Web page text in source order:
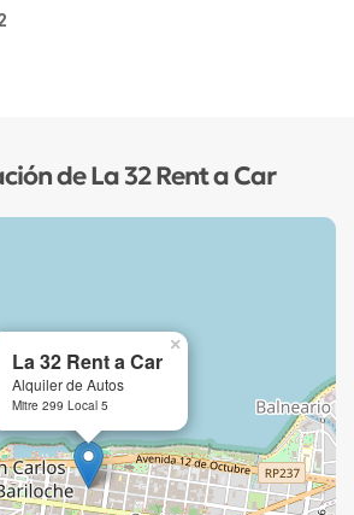
de La 32 Rent a Car
La 32 Rent a Car
Alquiler de Autos
Mitre 299 Local 5
×